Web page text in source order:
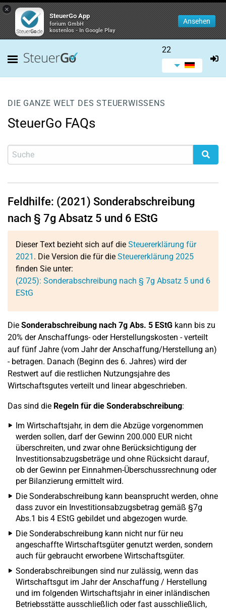
×
SteuerGo App
forium GmbH
kostenlos - In Google Play
Ansehen
22
DIE GANZE WELT DES STEUERWISSENS
SteuerGo FAQs
Feldhilfe: (2021) Sonderabschreibung
nach § 7g Absatz 5 und 6 EStG
Dieser Text bezieht sich auf die Steuererklärung für
2021 . Die Version die für die Steuererklärung 2025
finden Sie unter:
(2025): Sonderabschreibung nach § 7g Absatz 5 und 6
EStG
Die Sonderabschreibung nach 7g Abs. 5 EStG kann bis zu
20% der Anschaffungs- oder Herstellungskosten - verteilt
auf fünf Jahre (vom Jahr der Anschaffung/Herstellung an)
- betragen. Danach (Beginn des 6. Jahres) wird der
Restwert auf die restlichen Nutzungsjahre des
Wirtschaftsgutes verteilt und linear abgeschrieben.
Das sind die Regeln für die Sonderabschreibung:
Im Wirtschaftsjahr, in dem die Abzüge vorgenommen
werden sollen, darf der Gewinn 200.000 EUR nicht
überschreiten, und zwar ohne Berücksichtigung der
Investitionsabzugsbeträge und ohne Rücksicht darauf,
ob der Gewinn per Einnahmen-Überschussrechnung oder
per Bilanzierung ermittelt wird.
Die Sonderabschreibung kann beansprucht werden, ohne
dass zuvor ein Investitionsabzugsbetrag gemäß §7g
Abs.1 bis 4 EStG gebildet und abgezogen wurde.
Die Sonderabschreibung kann nicht nur für neu
angeschaffte Wirtschaftsgüter genutzt werden, sondern
auch für gebraucht erworbene Wirtschaftsgüter.
Sonderabschreibungen sind nur zulässig, wenn das
Wirtschaftsgut im Jahr der Anschaffung / Herstellung
und im folgenden Wirtschaftsjahr in einer inländischen
Betriebsstätte ausschließlich oder fast ausschließlich,